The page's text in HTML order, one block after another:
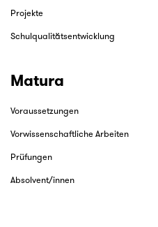
Projekte
Schulqualitätsentwicklung
Matura
Voraussetzungen
Vorwissenschaftliche Arbeiten
Prüfungen
Absolvent/innen